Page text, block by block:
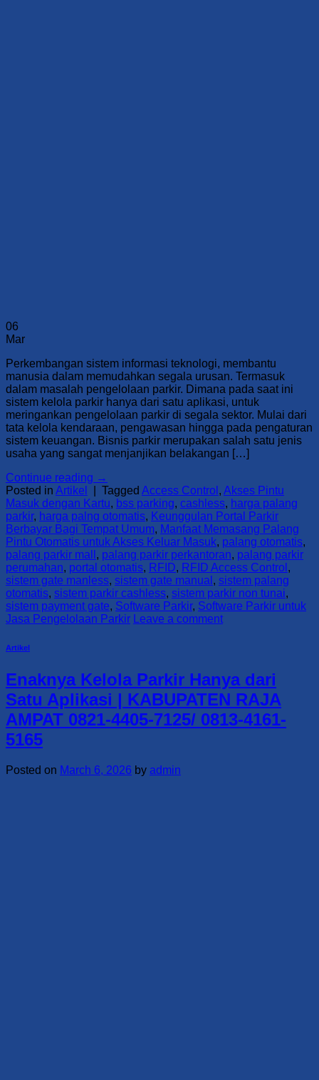
06
Mar
Perkembangan sistem informasi teknologi, membantu
manusia dalam memudahkan segala urusan. Termasuk
dalam masalah pengelolaan parkir. Dimana pada saat ini
sistem kelola parkir hanya dari satu aplikasi, untuk
meringankan pengelolaan parkir di segala sektor. Mulai dari
tata kelola kendaraan, pengawasan hingga pada pengaturan
sistem keuangan. Bisnis parkir merupakan salah satu jenis
usaha yang sangat menjanjikan belakangan […]
Continue reading →
Posted in Artikel Tagged Access Control , Akses Pintu
Masuk dengan Kartu, bss parking, cashless, harga palang
parkir, harga palng otomatis, Keunggulan Portal Parkir
Berbayar Bagi Tempat Umum, Manfaat Memasang Palang
Pintu Otomatis untuk Akses Keluar Masuk, palang otomatis,
palang parkir mall , palang parkir perkantoran, palang parkir
perumahan, portal otomatis, RFID, RFID Access Control ,
sistem gate manless, sistem gate manual , sistem palang
otomatis, sistem parkir cashless, sistem parkir non tunai,
sistem payment gate, Software Parkir, Software Parkir untuk
Jasa Pengelolaan Parkir
Leave a comment
Artikel
Enaknya Kelola Parkir Hanya dari
Satu Aplikasi | KABUPATEN RAJA
AMPAT 0821-4405-7125/ 0813-4161-
5165
Posted on March 6, 2026 by admin